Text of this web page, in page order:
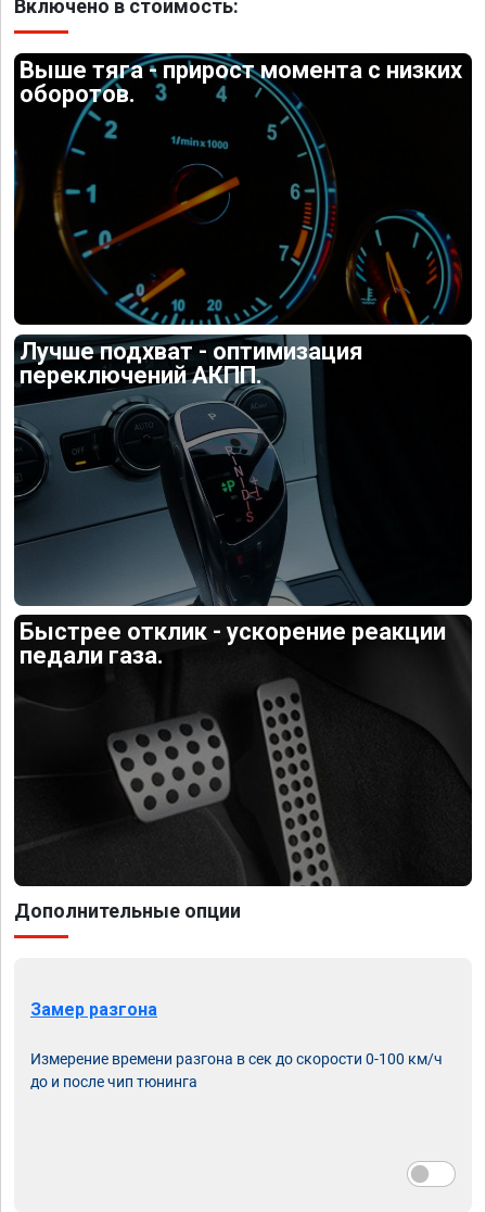
Включено в стоимость:
Выше тяга - прирост момента с низких
оборотов.
Лучше подхват - оптимизация
переключений АКПП.
Быстрее отклик - ускорение реакции
педали газа.
Дополнительные опции
Замер разгона
Измерение времени разгона в сек до скорости 0-100 км/ч
до и после чип тюнинга